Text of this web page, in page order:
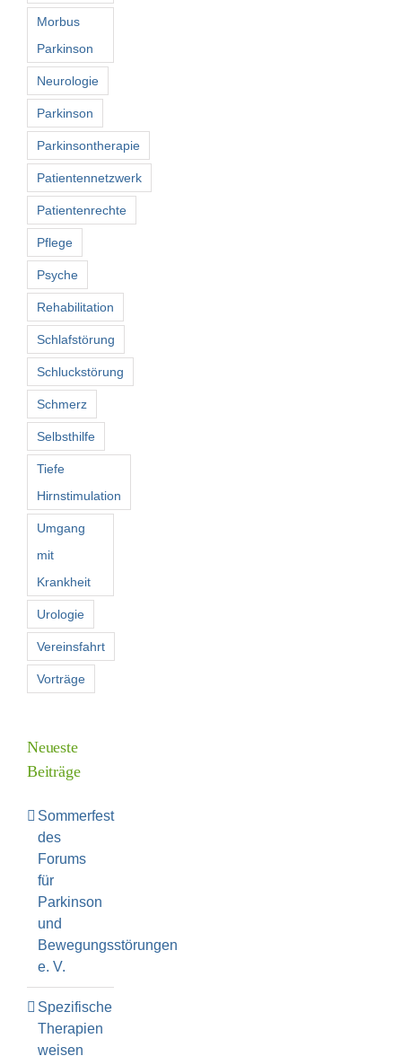
Morbus
Parkinson
Neurologie
Parkinson
Parkinsontherapie
Patientennetzwerk
Patientenrechte
Pflege
Psyche
Rehabilitation
Schlafstörung
Schluckstörung
Schmerz
Selbsthilfe
Tiefe
Hirnstimulation
Umgang
mit
Krankheit
Urologie
Vereinsfahrt
Vorträge
Neueste
Beiträge
Sommerfest
des
Forums
für
Parkinson
und
Bewegungsstörungen
e. V.
Spezifische
Therapien
weisen